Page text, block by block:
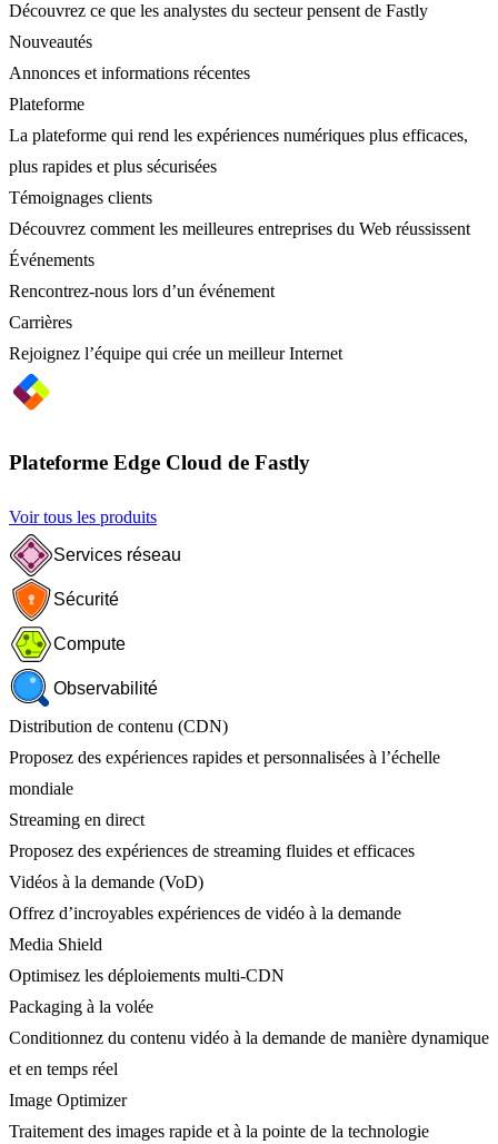
Découvrez ce que les analystes du secteur pensent de Fastly
Nouveautés
Annonces et informations récentes
Plateforme
La plateforme qui rend les expériences numériques plus efficaces,
plus rapides et plus sécurisées
Témoignages clients
Découvrez comment les meilleures entreprises du Web réussissent
Événements
Rencontrez-nous lors d’un événement
Carrières
Rejoignez l’équipe qui crée un meilleur Internet
Plateforme Edge Cloud de Fastly
Voir tous les produits
Services réseau
Sécurité
Compute
Observabilité
Distribution de contenu (CDN)
Proposez des expériences rapides et personnalisées à l’échelle
mondiale
Streaming en direct
Proposez des expériences de streaming fluides et efficaces
Vidéos à la demande (VoD)
Offrez d’incroyables expériences de vidéo à la demande
Media Shield
Optimisez les déploiements multi-CDN
Packaging à la volée
Conditionnez du contenu vidéo à la demande de manière dynamique
et en temps réel
Image Optimizer
Traitement des images rapide et à la pointe de la technologie